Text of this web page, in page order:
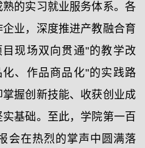
的实习就业服务体系。各
业，深度推进产教融合育
现场双向贯通"的教学改
、作品商品化"的实践路
握创新技能、收获创业成
基础。至此，学院第一百
会在热烈的掌声中圆满落